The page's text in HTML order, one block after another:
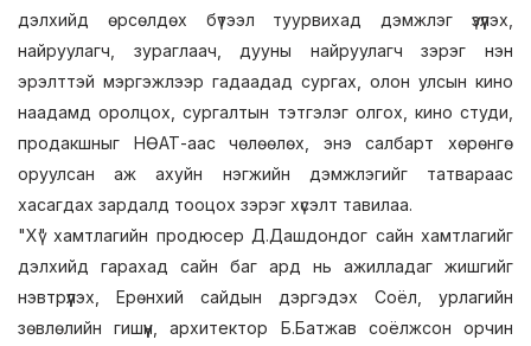
дэлхийд өрсөлдөх бүтээл туурвихад дэмжлэг үзүүлэх,
найруулагч, зураглаач, дууны найруулагч зэрэг нэн
эрэлттэй мэргэжлээр гадаадад сургах, олон улсын кино
наадамд оролцох, сургалтын тэтгэлэг олгох, кино студи,
продакшныг НӨАТ-аас чөлөөлөх, энэ салбарт хөрөнгө
оруулсан аж ахуйн нэгжийн дэмжлэгийг татвараас
хасагдах зардалд тооцох зэрэг хүсэлт тавилаа.
"Хү" хамтлагийн продюсер Д.Дашдондог сайн хамтлагийг
дэлхийд гарахад сайн баг ард нь ажилладаг жишгийг
нэвтрүүлэх, Ерөнхий сайдын дэргэдэх Соёл, урлагийн
зөвлөлийн гишүүн, архитектор Б.Батжав соёлжсон орчин